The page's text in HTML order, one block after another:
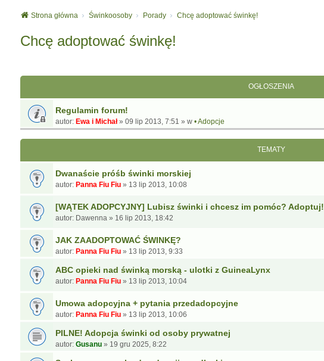
Strona główna Świnkoosoby Porady Chcę adoptować świnkę!
Chcę adoptować świnkę!
OGŁOSZENIA
Regulamin forum!
autor: Ewa i Michał» 09 lip 2013, 7:51 » w • Adopcje
TEMATY
Dwanaście próśb świnki morskiej
autor: Panna Fiu Fiu» 13 lip 2013, 10:08
[WĄTEK ADOPCYJNY] Lubisz świnki i chcesz im pomóc? Adoptuj!
autor: Dawenna» 16 lip 2013, 18:42
JAK ZAADOPTOWAĆ ŚWINKĘ?
autor: Panna Fiu Fiu» 13 lip 2013, 9:33
ABC opieki nad świnką morską - ulotki z GuineaLynx
autor: Panna Fiu Fiu» 13 lip 2013, 10:04
Umowa adopcyjna + pytania przedadopcyjne
autor: Panna Fiu Fiu» 13 lip 2013, 10:06
PILNE! Adopcja świnki od osoby prywatnej
autor: Gusanu» 19 gru 2025, 8:22